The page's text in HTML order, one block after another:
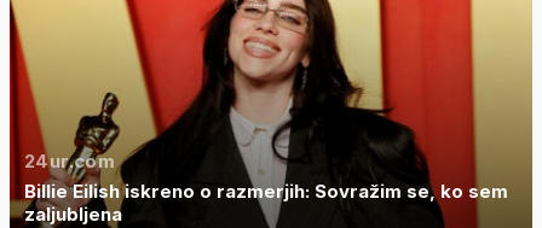
24ur.com
Billie Eilish iskreno o razmerjih: Sovražim se, ko sem
zaljubljena